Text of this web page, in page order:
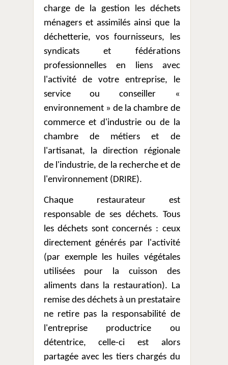
charge de la gestion les déchets
ménagers et assimilés ainsi que la
déchetterie, vos fournisseurs, les
syndicats et fédérations
professionnelles en liens avec
l'activité de votre entreprise, le
service ou conseiller «
environnement » de la chambre de
commerce et d'industrie ou de la
chambre de métiers et de
l'artisanat, la direction régionale
de l'industrie, de la recherche et de
l'environnement (DRIRE).
Chaque restaurateur est
responsable de ses déchets. Tous
les déchets sont concernés : ceux
directement générés par l'activité
(par exemple les huiles végétales
utilisées pour la cuisson des
aliments dans la restauration). La
remise des déchets à un prestataire
ne retire pas la responsabilité de
l'entreprise productrice ou
détentrice, celle-ci est alors
partagée avec les tiers chargés du